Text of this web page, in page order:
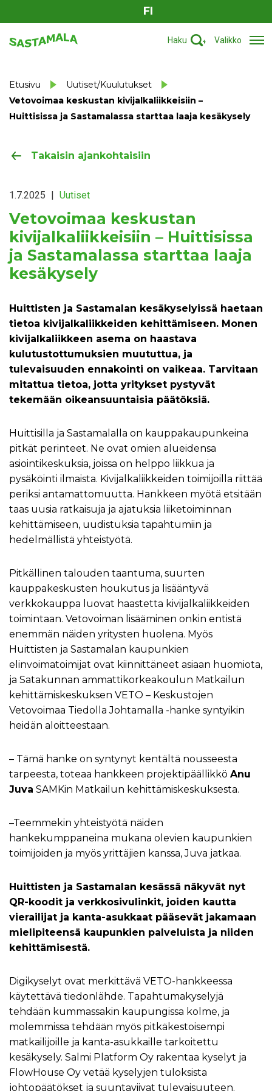
FI
Haku Valikko
Etusivu
Uutiset/Kuulutukset
Vetovoimaa keskustan kivijalkaliikkeisiin –
Huittisissa ja Sastamalassa starttaa laaja kesäkysely
Takaisin ajankohtaisiin
1.7.2025 | Uutiset
Vetovoimaa keskustan
kivijalkaliikkeisiin – Huittisissa
ja Sastamalassa starttaa laaja
kesäkysely
Huittisten ja Sastamalan kesäkyselyissä haetaan
tietoa kivijalkaliikkeiden kehittämiseen. Monen
kivijalkaliikkeen asema on haastava
kulutustottumuksien muututtua, ja
tulevaisuuden ennakointi on vaikeaa. Tarvitaan
mitattua tietoa, jotta yritykset pystyvät
tekemään oikeansuuntaisia päätöksiä.
Huittisilla ja Sastamalalla on kauppakaupunkeina
pitkät perinteet. Ne ovat omien alueidensa
asiointikeskuksia, joissa on helppo liikkua ja
pysäköinti ilmaista. Kivijalkaliikkeiden toimijoilla riittää
periksi antamattomuutta. Hankkeen myötä etsitään
taas uusia ratkaisuja ja ajatuksia liiketoiminnan
kehittämiseen, uudistuksia tapahtumiin ja
hedelmällistä yhteistyötä.
Pitkällinen talouden taantuma, suurten
kauppakeskusten houkutus ja lisääntyvä
verkkokauppa luovat haastetta kivijalkaliikkeiden
toimintaan. Vetovoiman lisääminen onkin entistä
enemmän näiden yritysten huolena. Myös
Huittisten ja Sastamalan kaupunkien
elinvoimatoimijat ovat kiinnittäneet asiaan huomiota,
ja Satakunnan ammattikorkeakoulun Matkailun
kehittämiskeskuksen VETO – Keskustojen
Vetovoimaa Tiedolla Johtamalla -hanke syntyikin
heidän aloitteestaan.
– Tämä hanke on syntynyt kentältä nousseesta
tarpeesta, toteaa hankkeen projektipäällikkö Anu
Juva SAMKin Matkailun kehittämiskeskuksesta.
–Teemmekin yhteistyötä näiden
hankekumppaneina mukana olevien kaupunkien
toimijoiden ja myös yrittäjien kanssa, Juva jatkaa.
Huittisten ja Sastamalan kesässä näkyvät nyt
QR-koodit ja verkkosivulinkit, joiden kautta
vierailijat ja kanta-asukkaat pääsevät jakamaan
mielipiteensä kaupunkien palveluista ja niiden
kehittämisestä.
Digikyselyt ovat merkittävä VETO-hankkeessa
käytettävä tiedonlähde. Tapahtumakyselyjä
tehdään kummassakin kaupungissa kolme, ja
molemmissa tehdään myös pitkäkestoisempi
matkailijoille ja kanta-asukkaille tarkoitettu
kesäkysely. Salmi Platform Oy rakentaa kyselyt ja
FlowHouse Oy vetää kyselyjen tuloksista
johtopäätökset ja suuntaviivat tulevaisuuteen.